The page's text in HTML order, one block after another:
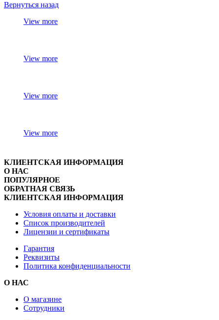
Вернуться назад
View more
View more
View more
View more
КЛИЕНТСКАЯ ИНФОРМАЦИЯ
О НАС
ПОПУЛЯРНОЕ
ОБРАТНАЯ СВЯЗЬ
КЛИЕНТСКАЯ ИНФОРМАЦИЯ
Условия оплаты и доставки
Список производителей
Лицензии и сертификаты
Гарантия
Реквизиты
Политика конфиденциальности
О НАС
О магазине
Сотрудники